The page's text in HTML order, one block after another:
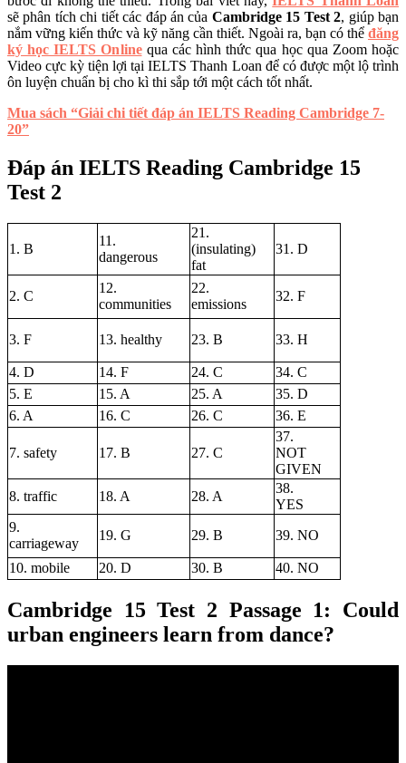
sẽ phân tích chi tiết các đáp án của Cambridge 15 Test 2, giúp bạn
nắm vững kiến thức và kỹ năng cần thiết. Ngoài ra, bạn có thể đăng
ký học IELTS Onlinequa các hình thức qua học qua Zoom hoặc
Video cực kỳ tiện lợi tại IELTS Thanh Loan để có được một lộ trình
ôn luyện chuẩn bị cho kì thi sắp tới một cách tốt nhất.
Mua sách “Giải chi tiết đáp án IELTS Reading Cambridge 7-
20”
Đáp án IELTS Reading Cambridge 15
Test 2
1. B
11.
dangerous
21.
(insulating)
fat
31. D
2. C
12.
communities
22.
emissions
32. F
3. F 13. healthy 23. B 33. H
4. D 14. F 24. C
34. C
5. E
15. A 25. A
35. D
6. A
16. C 26. C 36. E
7. safety 17. B 27. C
37.
NOT
GIVEN
8. traffic
18. A 28. A
38.
YES
9.
carriageway
19. G 29. B 39. NO
10. mobile 20. D 30. B 40. NO
Cambridge 15 Test 2 Passage 1: Could
urban engineers learn from dance?